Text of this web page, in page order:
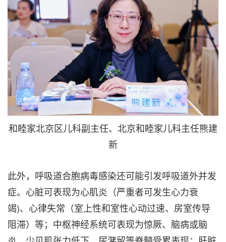
和睦家北京区儿科副主任、北京和睦家儿科主任熊建
新
此外，呼吸道合胞病毒感染还可能引发呼吸道外并发
症。心脏可表现为心肌炎（严重者可发生心力衰
竭)、心律失常（室上性和室性心动过速、房室传导
阻滞）等；中枢神经系统可表现为惊厥、脑病或脑